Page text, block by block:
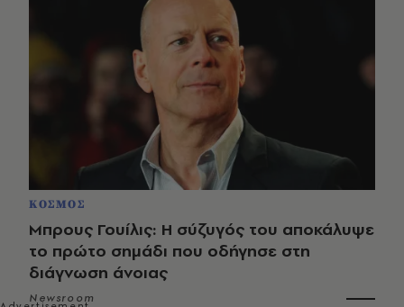
ΚΟΣΜΟΣ
Μπρους Γουίλις: Η σύζυγός του αποκάλυψε
το πρώτο σημάδι που οδήγησε στη
διάγνωση άνοιας
Newsroom